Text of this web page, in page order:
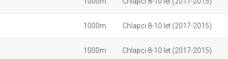
1000m Chlapci 8-10 let (2017-2015)
1000m Chlapci 8-10 let (2017-2015)